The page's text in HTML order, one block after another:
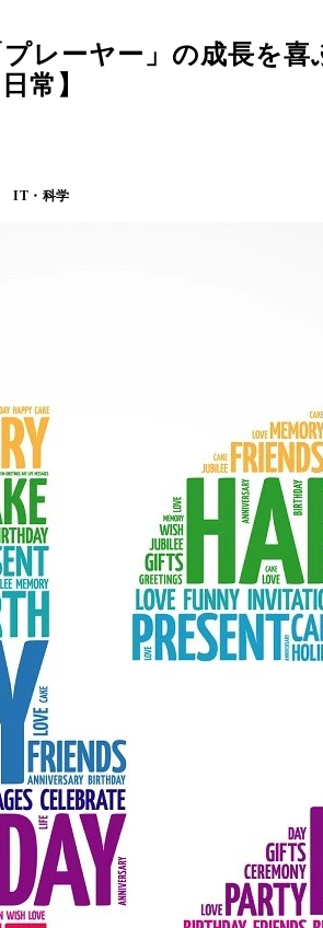
レーヤー」の成長を喜
常】
IT・科学